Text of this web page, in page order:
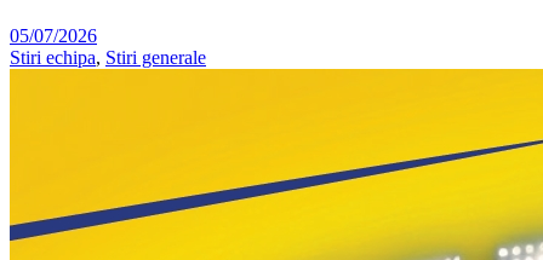
05/07/2026
Stiri echipa, Stiri generale